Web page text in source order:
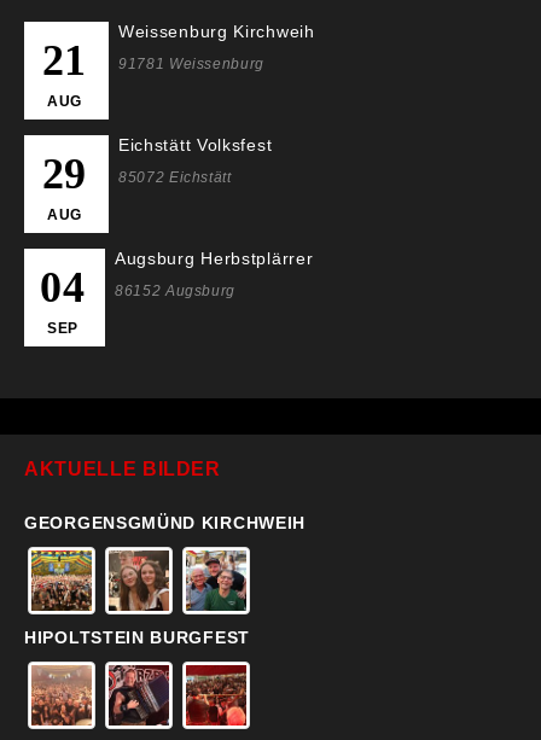
21
AUG
Weissenburg Kirchweih
91781 Weissenburg
29
AUG
Eichstätt Volksfest
85072 Eichstätt
04
SEP
Augsburg Herbstplärrer
86152 Augsburg
AKTUELLE BILDER
GEORGENSGMÜND KIRCHWEIH
HIPOLTSTEIN BURGFEST